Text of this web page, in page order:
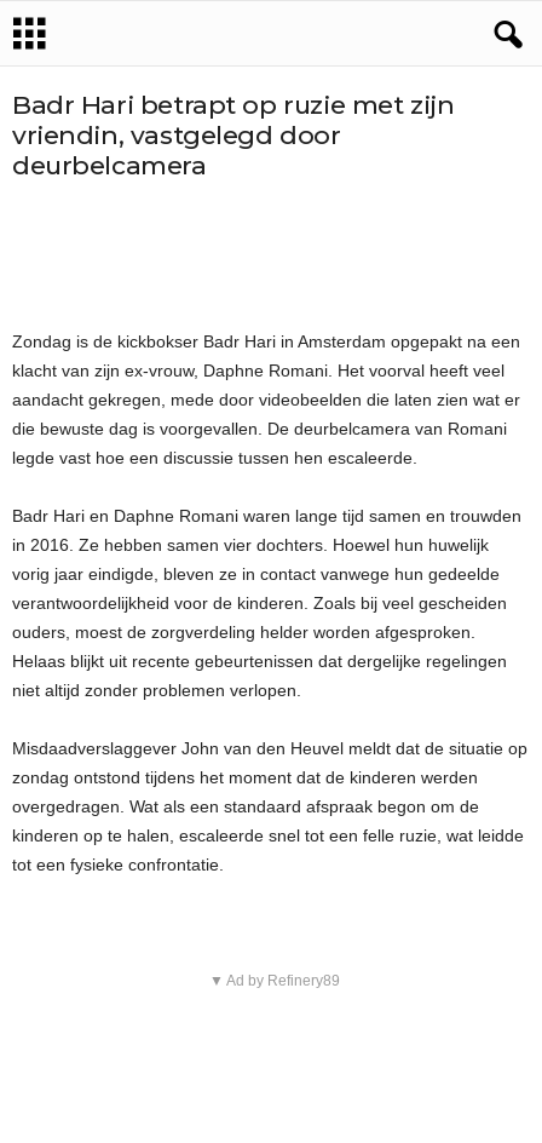
Badr Hari betrapt op ruzie met zijn
vriendin, vastgelegd door
deurbelcamera
Zondag is de kickbokser Badr Hari in Amsterdam opgepakt na een
klacht van zijn ex-vrouw, Daphne Romani. Het voorval heeft veel
aandacht gekregen, mede door videobeelden die laten zien wat er
die bewuste dag is voorgevallen. De deurbelcamera van Romani
legde vast hoe een discussie tussen hen escaleerde.
Badr Hari en Daphne Romani waren lange tijd samen en trouwden
in 2016. Ze hebben samen vier dochters. Hoewel hun huwelijk
vorig jaar eindigde, bleven ze in contact vanwege hun gedeelde
verantwoordelijkheid voor de kinderen. Zoals bij veel gescheiden
ouders, moest de zorgverdeling helder worden afgesproken.
Helaas blijkt uit recente gebeurtenissen dat dergelijke regelingen
niet altijd zonder problemen verlopen.
Misdaadverslaggever John van den Heuvel meldt dat de situatie op
zondag ontstond tijdens het moment dat de kinderen werden
overgedragen. Wat als een standaard afspraak begon om de
kinderen op te halen, escaleerde snel tot een felle ruzie, wat leidde
tot een fysieke confrontatie.
▼ Ad by Refinery89